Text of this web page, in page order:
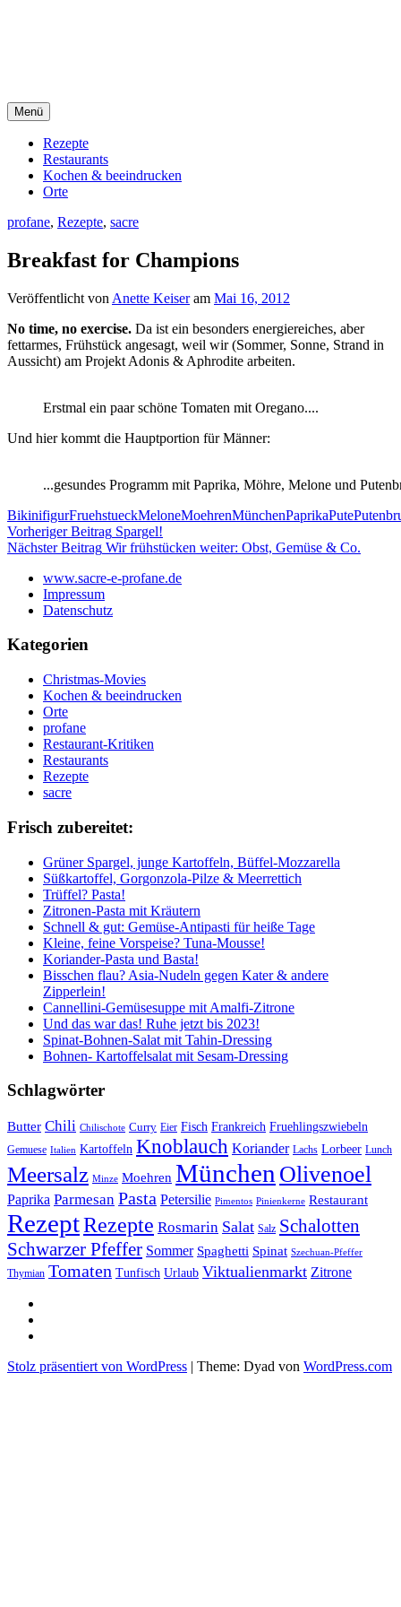
Menü
Rezepte
Restaurants
Kochen & beeindrucken
Orte
profane, Rezepte, sacre
Breakfast for Champions
Veröffentlicht von Anette Keiseram Mai 16, 2012
No time, no exercise. Da ist ein besonders energiereiches, aber
fettarmes, Frühstück angesagt, weil wir (Sommer, Sonne, Strand in
Aussicht) am Projekt Adonis & Aphrodite arbeiten.
Erstmal ein paar schöne Tomaten mit Oregano....
Und hier kommt die Hauptportion für Männer:
...gesundes Programm mit Paprika, Möhre, Melone und
BikinifigurFruehstueckMeloneMoehrenMünchenPaprikaPute
Beitragsnavigation
Vorheriger Beitrag Spargel!
Nächster Beitrag Wir frühstücken weiter: Obst, Gemüse & Co.
www.sacre-e-profane.de
Impressum
Datenschutz
Kategorien
Christmas-Movies
Kochen & beeindrucken
Orte
profane
Restaurant-Kritiken
Restaurants
Rezepte
sacre
Frisch zubereitet:
Grüner Spargel, junge Kartoffeln, Büffel-Mozzarella
Süßkartoffel, Gorgonzola-Pilze & Meerrettich
Trüffel? Pasta!
Zitronen-Pasta mit Kräutern
Schnell & gut: Gemüse-Antipasti für heiße Tage
Kleine, feine Vorspeise? Tuna-Mousse!
Koriander-Pasta und Basta!
Bisschen flau? Asia-Nudeln gegen Kater & andere
Zipperlein!
Cannellini-Gemüsesuppe mit Amalfi-Zitrone
Und das war das! Ruhe jetzt bis 2023!
Spinat-Bohnen-Salat mit Tahin-Dressing
Bohnen- Kartoffelsalat mit Sesam-Dressing
Schlagwörter
Butter Chili Chilischote Curry Eier Fisch Frankreich Fruehlingszwiebeln
Gemuese Italien Kartoffeln Knoblauch Koriander Lachs Lorbeer Lunch
Meersalz Minze Moehren München Olivenoel
Paprika Parmesan Pasta Petersilie Pimentos Pinienkerne Restaurant
RezeptRezepte Rosmarin Salat Salz Schalotten
Schwarzer Pfeffer Sommer Spaghetti Spinat Szechuan-Pfeffer
Thymian Tomaten Tunfisch Urlaub Viktualienmarkt Zitrone
Stolz präsentiert von WordPress | Theme: Dyad von WordPress.com